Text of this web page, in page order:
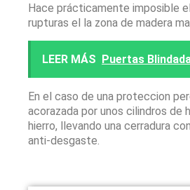
Hace prácticamente imposible
rupturas el la zona de madera
LEER MÁS Puertas
En el caso de una proteccion
acorazada por unos cilindros de
hierro, llevando una cerradura
anti-desgaste.